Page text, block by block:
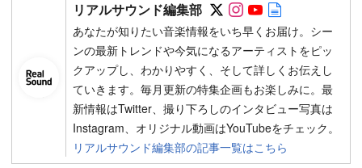
リアルサウンド編集部
あなたが知りたい音楽情報をいち早くお届け。シー
ンの最新トレンドや今気になるアーティストをピッ
クアップし、わかりやすく、そして詳しくお伝えし
ていきます。毎月更新の特集企画もお楽しみに。最
新情報はTwitter、撮り下ろしのインタビュー写真は
Instagram、オリジナル動画はYouTubeをチェック。
リアルサウンド編集部の記事一覧はこちら